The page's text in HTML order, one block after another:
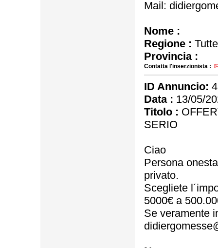
Mail:
Nome :
Regione :
Provincia :
Contatta l'inserzionista :
ID Annuncio:
Data : 13/05/
Titolo :
SERIO
Ciao
Persona
privato.
Scegliete
5000€ a
Se veramente